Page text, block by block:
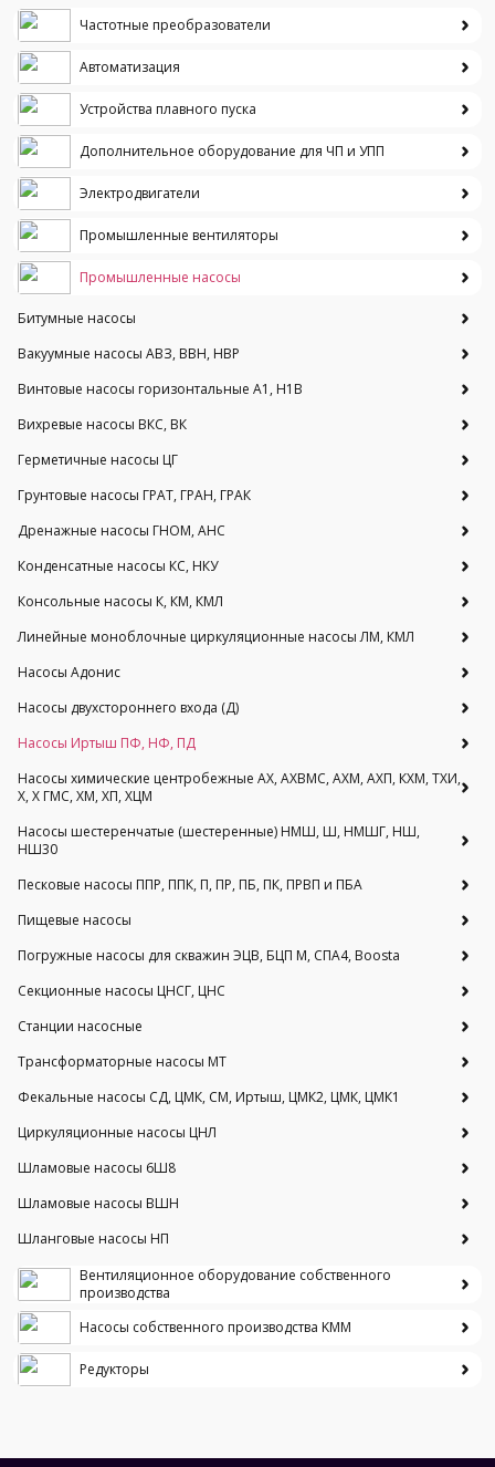
Частотные преобразователи
Автоматизация
Устройства плавного пуска
Дополнительное оборудование для ЧП и УПП
Электродвигатели
Промышленные вентиляторы
Промышленные насосы
Битумные насосы
Вакуумные насосы АВЗ, ВВН, НВР
Винтовые насосы горизонтальные А1, Н1В
Вихревые насосы ВКС, ВК
Герметичные насосы ЦГ
Грунтовые насосы ГРАТ, ГРАН, ГРАК
Дренажные насосы ГНОМ, АНС
Конденсатные насосы КС, НКУ
Консольные насосы К, КМ, КМЛ
Линейные моноблочные циркуляционные насосы ЛМ, КМЛ
Насосы Адонис
Насосы двухстороннего входа (Д)
Насосы Иртыш ПФ, НФ, ПД
Насосы химические центробежные АХ, АХВМС, АХМ, АХП, КХМ, ТХИ,
Х, Х ГМС, ХМ, ХП, ХЦМ
Насосы шестеренчатые (шестеренные) НМШ, Ш, НМШГ, НШ,
НШ30
Песковые насосы ППР, ППК, П, ПР, ПБ, ПК, ПРВП и ПБА
Пищевые насосы
Погружные насосы для скважин ЭЦВ, БЦП М, СПА4, Boosta
Секционные насосы ЦНСГ, ЦНС
Станции насосные
Трансформаторные насосы МТ
Фекальные насосы СД, ЦМК, СМ, Иртыш, ЦМК2, ЦМК, ЦМК1
Циркуляционные насосы ЦНЛ
Шламовые насосы 6Ш8
Шламовые насосы ВШН
Шланговые насосы НП
Вентиляционное оборудование собственного
производства
Насосы собственного производства KMM
Редукторы